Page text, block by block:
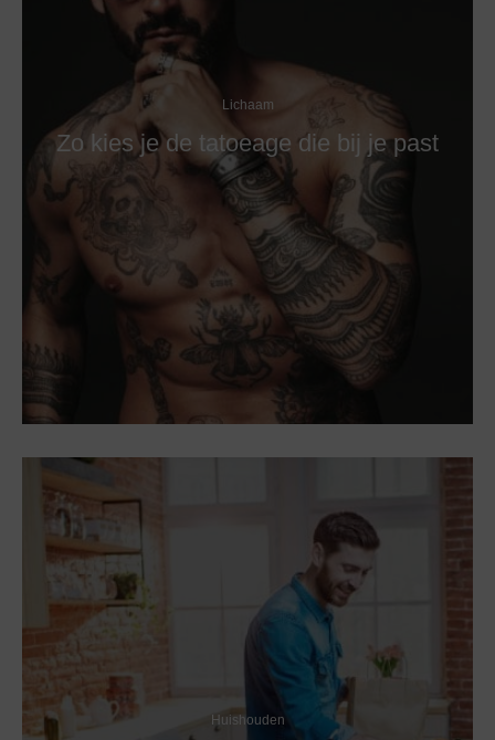
Lichaam
Zo kies je de tatoeage die bij je past
Huishouden